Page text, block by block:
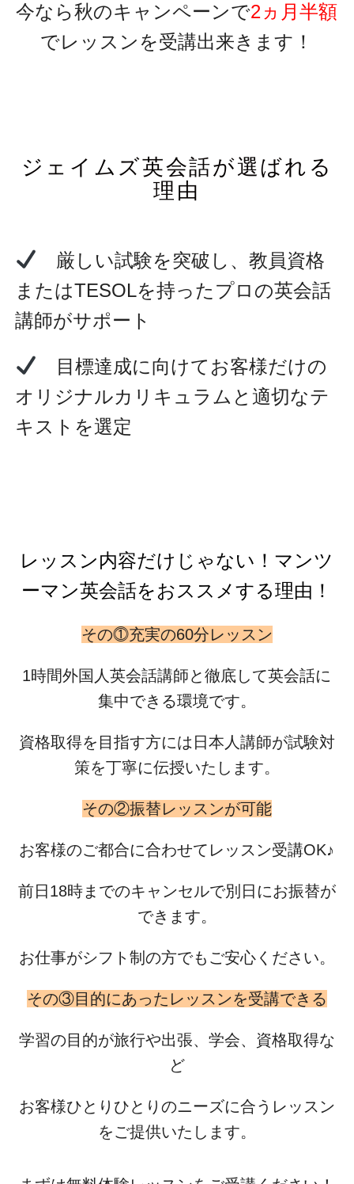
今なら秋のキャンペーンで2ヵ月半額
でレッスンを受講出来きます！
ジェイムズ英会話が選ばれる
理由
厳しい試験を突破し、教員資格
またはTESOLを持ったプロの英会話
講師がサポート
目標達成に向けてお客様だけの
オリジナルカリキュラムと適切なテ
キストを選定
レッスン内容だけじゃない！マンツ
ーマン英会話をおススメする理由！
その⓵充実の60分レッスン
1時間外国人英会話講師と徹底して英会話に
集中できる環境です。
資格取得を目指す方には日本人講師が試験対
策を丁寧に伝授いたします。
その②振替レッスンが可能
お客様のご都合に合わせてレッスン受講OK♪
前日18時までのキャンセルで別日にお振替が
できます。
お仕事がシフト制の方でもご安心ください。
その③目的にあったレッスンを受講できる
学習の目的が旅行や出張、学会、資格取得な
ど
お客様ひとりひとりのニーズに合うレッスン
をご提供いたします。